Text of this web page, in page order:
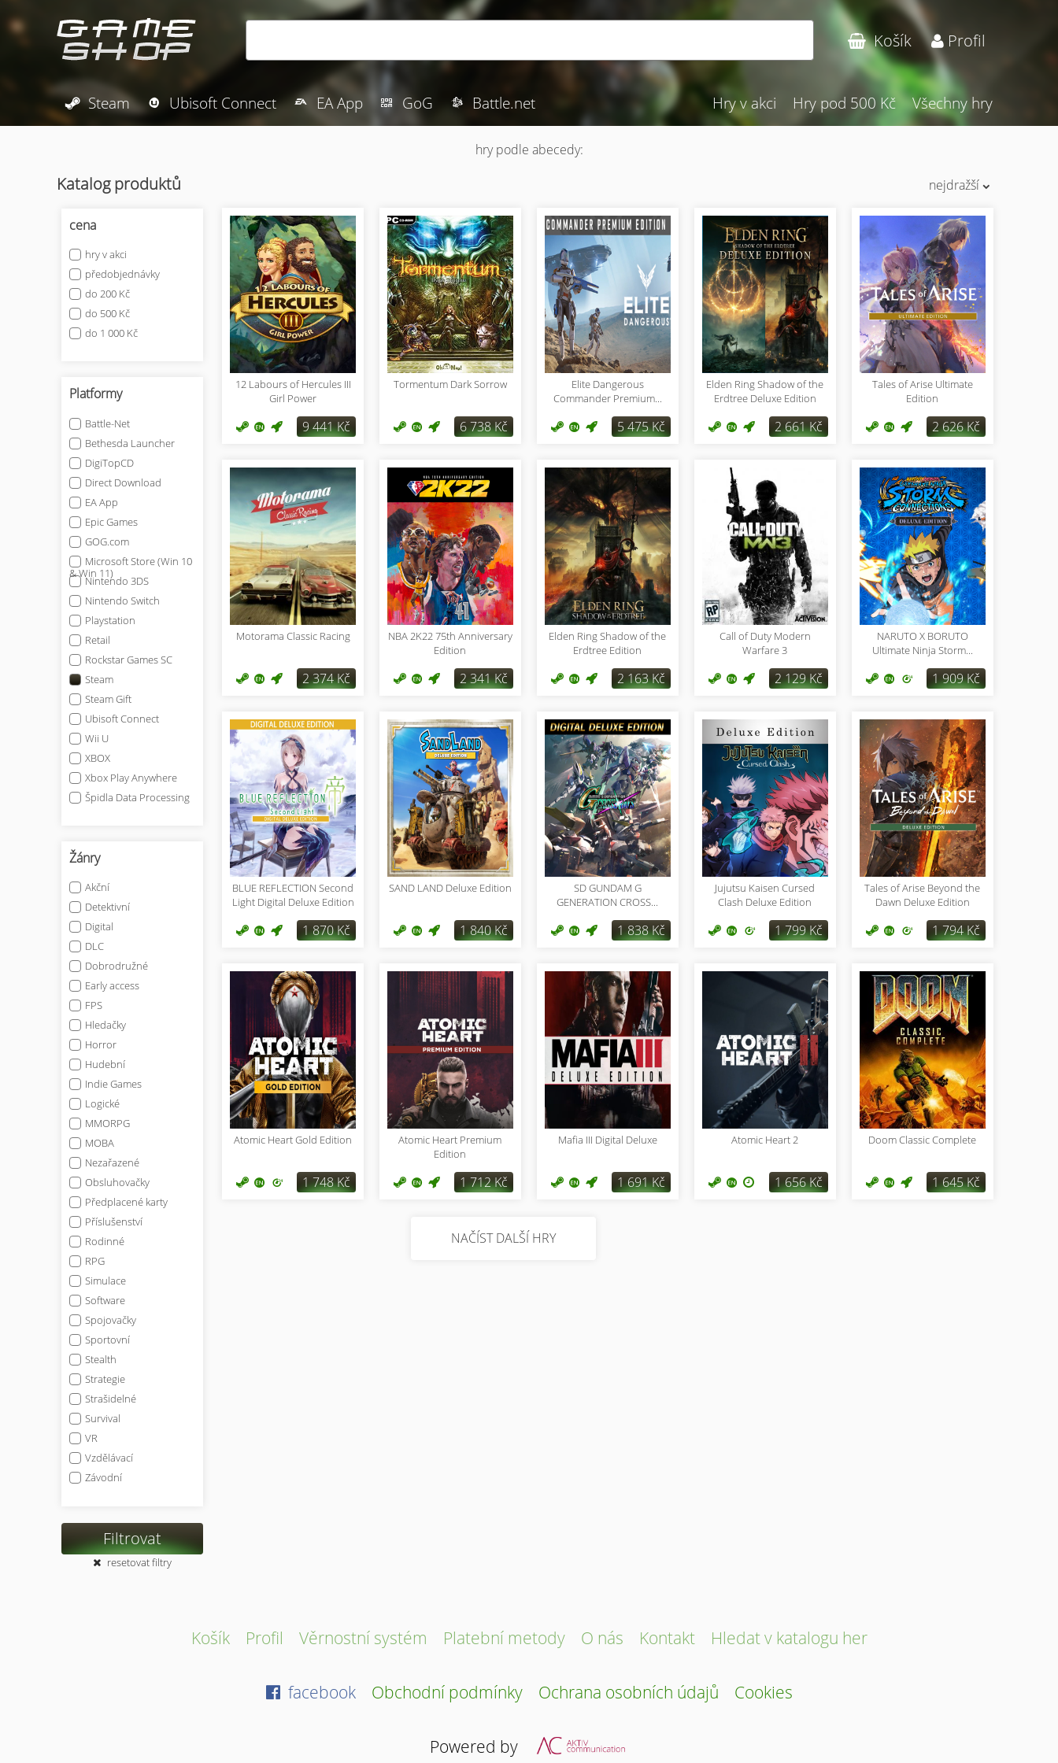
Košík Profil
Steam Ubisoft Connect EA App GoG Battle.net Hry v akci Hry pod 500 Kč Všechny hry
hry podle abecedy:
Katalog produktů nejdražší
cena
hry v akci
předobjednávky
do 200 Kč
do 500 Kč
do 1 000 Kč
Platformy
Battle-Net
Bethesda Launcher
DigiTopCD
Direct Download
EA App
Epic Games
GOG.com
Microsoft Store (Win 10
& Win 11)
Nintendo 3DS
Nintendo Switch
Playstation
Retail
Rockstar Games SC
Steam
Steam Gift
Ubisoft Connect
Wii U
XBOX
Xbox Play Anywhere
Špidla Data Processing
Žánry
Akční
Detektivní
Digital
DLC
Dobrodružné
Early access
FPS
Hledačky
Horror
Hudební
Indie Games
Logické
MMORPG
MOBA
Nezařazené
Obsluhovačky
Předplacené karty
Příslušenství
Rodinné
RPG
Simulace
Software
Spojovačky
Sportovní
Stealth
Strategie
Strašidelné
Survival
VR
Vzdělávací
Závodní
Filtrovat
resetovat filtry
12 Labours of Hercules III
Girl Power
9 441 Kč
Tormentum Dark Sorrow
6 738 Kč
Elite Dangerous
Commander Premium...
5 475 Kč
Elden Ring Shadow of the
Erdtree Deluxe Edition
2 661 Kč
Tales of Arise Ultimate
Edition
2 626 Kč
Motorama Classic Racing
2 374 Kč
NBA 2K22 75th Anniversary
Edition
2 341 Kč
Elden Ring Shadow of the
Erdtree Edition
2 163 Kč
Call of Duty Modern
Warfare 3
2 129 Kč
NARUTO X BORUTO
Ultimate Ninja Storm...
1 909 Kč
BLUE REFLECTION Second
Light Digital Deluxe Edition
1 870 Kč
SAND LAND Deluxe Edition
1 840 Kč
SD GUNDAM G
GENERATION CROSS...
1 838 Kč
Jujutsu Kaisen Cursed
Clash Deluxe Edition
1 799 Kč
Tales of Arise Beyond the
Dawn Deluxe Edition
1 794 Kč
Atomic Heart Gold Edition
1 748 Kč
Atomic Heart Premium
Edition
1 712 Kč
Mafia III Digital Deluxe
1 691 Kč
Atomic Heart 2
1 656 Kč
Doom Classic Complete
1 645 Kč
NAČÍST DALŠÍ HRY
Košík Profil Věrnostní systém Platební metody O nás Kontakt Hledat v katalogu her
facebook Obchodní podmínky Ochrana osobních údajů Cookies
Powered by